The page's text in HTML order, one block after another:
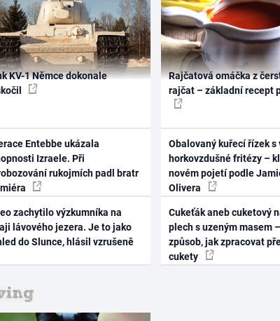
KV-1 Němce dokonale
Entebbe ukázala
Izraele. Při
rukojmích padl bratr
zachytilo výzkumníka na
lávového jezera. Je to jako
do Slunce, hlásil vzrušeně
Rajčatová omáčka z
rajčat – základní recept
Obalovaný kuřecí řízek s
horkovzdušné fritézy –
novém pojetí podle
Olivera
Cukeťák aneb cuketový
plech s uzeným masem
způsob, jak zpracovat
cukety